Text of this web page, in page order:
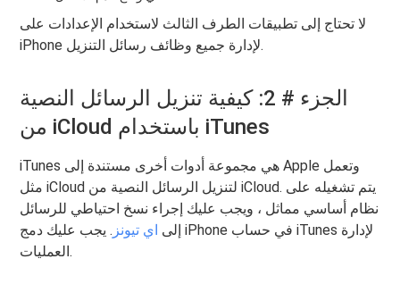
لا تحتاج إلى تطبيقات الطرف الثالث لاستخدام الإعدادات على
iPhone لإدارة جميع وظائف رسائل التنزيل.
الجزء # 2: كيفية تنزيل الرسائل النصية
من iCloud باستخدام iTunes
iTunes هي مجموعة أدوات أخرى مستندة إلى Apple وتعمل
مثل iCloud لتنزيل الرسائل النصية من iCloud. يتم تشغيله على
نظام أساسي مماثل ، ويجب عليك إجراء نسخ احتياطي للرسائل
إلى اي تيونز . يجب عليك دمج iPhone في حساب iTunes لإدارة
العمليات.